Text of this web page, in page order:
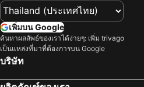
เพิ่มบน Google
ค้นหาผลลัพธ์ของเราได้ง่ายๆ: เพิ่ม trivago
เป็นแหล่งที่มาที่ต้องการบน Google
บริษัท